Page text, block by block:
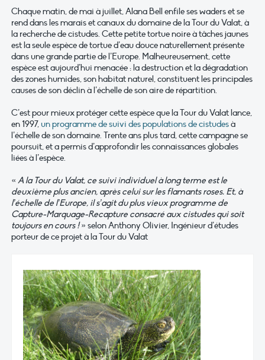
Chaque matin, de mai à juillet, Alana Bell enfile ses waders et se
rend dans les marais et canaux du domaine de la Tour du Valat, à
la recherche de cistudes. Cette petite tortue noire à tâches jaunes
est la seule espèce de tortue d’eau douce naturellement présente
dans une grande partie de l’Europe. Malheureusement, cette
espèce est aujourd’hui menacée : la destruction et la dégradation
des zones humides, son habitat naturel, constituent les principales
causes de son déclin à l’échelle de son aire de répartition.
C’est pour mieux protéger cette espèce que la Tour du Valat lance,
en 1997, un programme de suivi des populations de cistudesà
l’échelle de son domaine. Trente ans plus tard, cette campagne se
poursuit, et a permis d’approfondir les connaissances globales
liées à l’espèce.
« A la Tour du Valat, ce suivi individuel à long terme est le
deuxième plus ancien, après celui sur les flamants roses. Et, à
l’échelle de l’Europe, il s’agit du plus vieux programme de
Capture-Marquage-Recapture consacré aux cistudes qui soit
toujours en cours !» selon Anthony Olivier, Ingénieur d’études
porteur de ce projet à la Tour du Valat